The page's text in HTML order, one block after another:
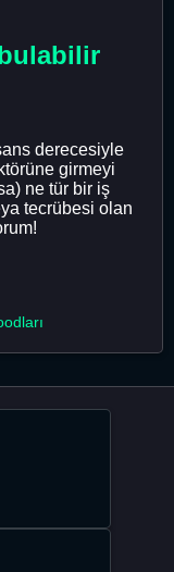
derecesiyle
girmeyi
ne tür bir iş
tecrübesi olan